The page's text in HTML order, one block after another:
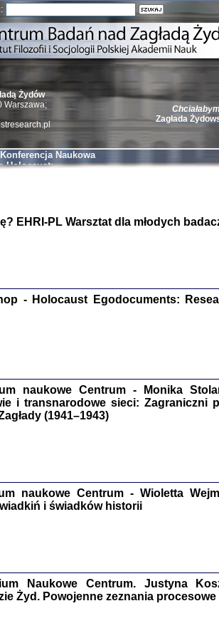
Zagłada
Żydzi w
Natalia Aleksiun,
Deborah Dash
Turski, Laurence
oprac.
Warszawa
oprac.
Żydów
Warszawa;
Naukowa
Holocaust:
EHRI-PL Warsztat dla młodych
- Holocaust Egodocuments:
naukowe Centrum - Monika
i transnarodowe sieci: Zagraniczni
(1941–1943)
naukowe Centrum - Wioletta
i świadków historii
Naukowe Centrum. Justyna
Żyd. Powojenne zeznania procesowe